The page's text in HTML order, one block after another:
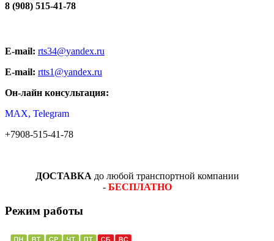
8 (908) 515-41-78
E-mail: rts34@yandex.ru
E-mail: rtts1@yandex.ru
Он-лайн консультация:
MAX, Telegram
+7908-515-41-78
ДОСТАВКА до любой транспортной компании
- БЕСПЛАТНО
Режим работы